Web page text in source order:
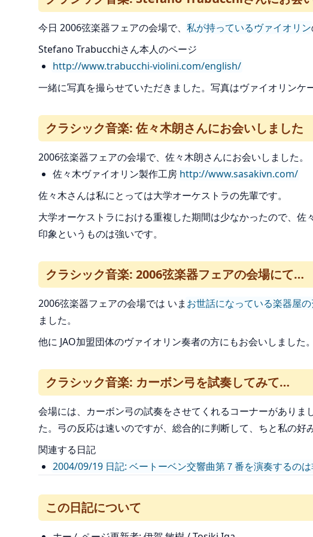
今日 2006弦楽器フェアの会場で、 私が持っているヴァイオリン
Stefano Trabucchiさん本人のページ
http://www.trabucchi-violini.com/english/
一緒に写真を撮らせていただきました。写真はヴァイオリンケ
クラシック音楽: 佐々木朗さんにお会いしました
2006弦楽器フェアの会場で、佐々木朗さんにお会いしました。
佐々木ヴァイオリン製作工房 http://www.sasakivn.com/
佐々木さんは私にとっては大学オーケストラの先輩です。
大学オーケストラにおける重複した期間は少なかったので、
印象というものは強いです。
クラシック音楽: 2006弦楽器フェアの会場にて…
2006弦楽器フェアの会場では いま お世話になっている楽器屋
ました。
他に JAO加盟団体のヴァイオリン奏者の方にもお会いしました。
クラシック音楽: カーボン弓を試奏してみて…
会場には、カーボン弓の試奏をさせてくれるコーナーがあり
た。弓の反応は速いのですが、総合的に判断して、ちと私の好
関連する日記
2004/09/19 日記: ベートーベン交響曲第７番を演奏するのは
この日記について